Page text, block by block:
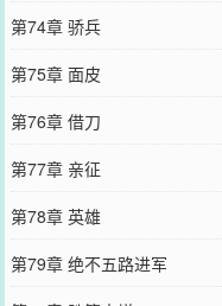
第74章 骄兵
第75章 面皮
第76章 借刀
第77章 亲征
第78章 英雄
第79章 绝不五路进军